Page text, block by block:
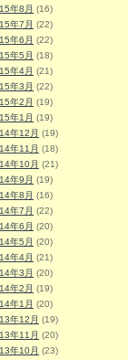
年8月 (16)
年7月 (22)
年6月 (22)
年5月 (18)
年4月 (21)
年3月 (22)
年2月 (19)
年1月 (19)
年12月 (19)
年11月 (18)
年10月 (21)
年9月 (19)
年8月 (16)
年7月 (22)
年6月 (20)
年5月 (20)
年4月 (21)
年3月 (20)
年2月 (19)
年1月 (20)
年12月 (19)
年11月 (20)
年10月 (23)